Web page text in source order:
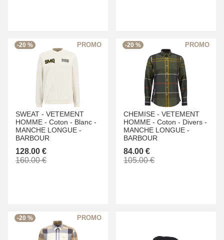
-20 %
SWEAT - VETEMENT
HOMME - Coton - Blanc -
MANCHE LONGUE -
BARBOUR
128.00 €
160.00 €
-20 %
CHEMISE - VETEMENT
HOMME - Coton - Divers -
MANCHE LONGUE -
BARBOUR
84.00 €
105.00 €
-20 %